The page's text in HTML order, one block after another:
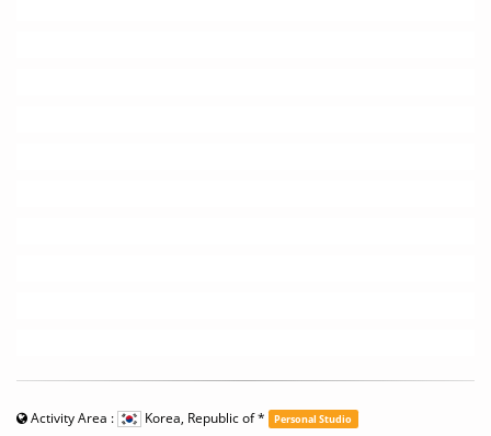
Activity Area : Korea, Republic of* Personal Studio